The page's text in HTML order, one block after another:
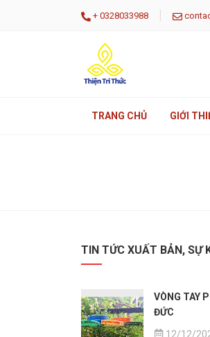
+ 0328033988 |
TRANG CHỦ GIỚI
TIN TỨC XUẤT BẢN, SỰ
VÒNG TAY
ĐỨC
12/12/